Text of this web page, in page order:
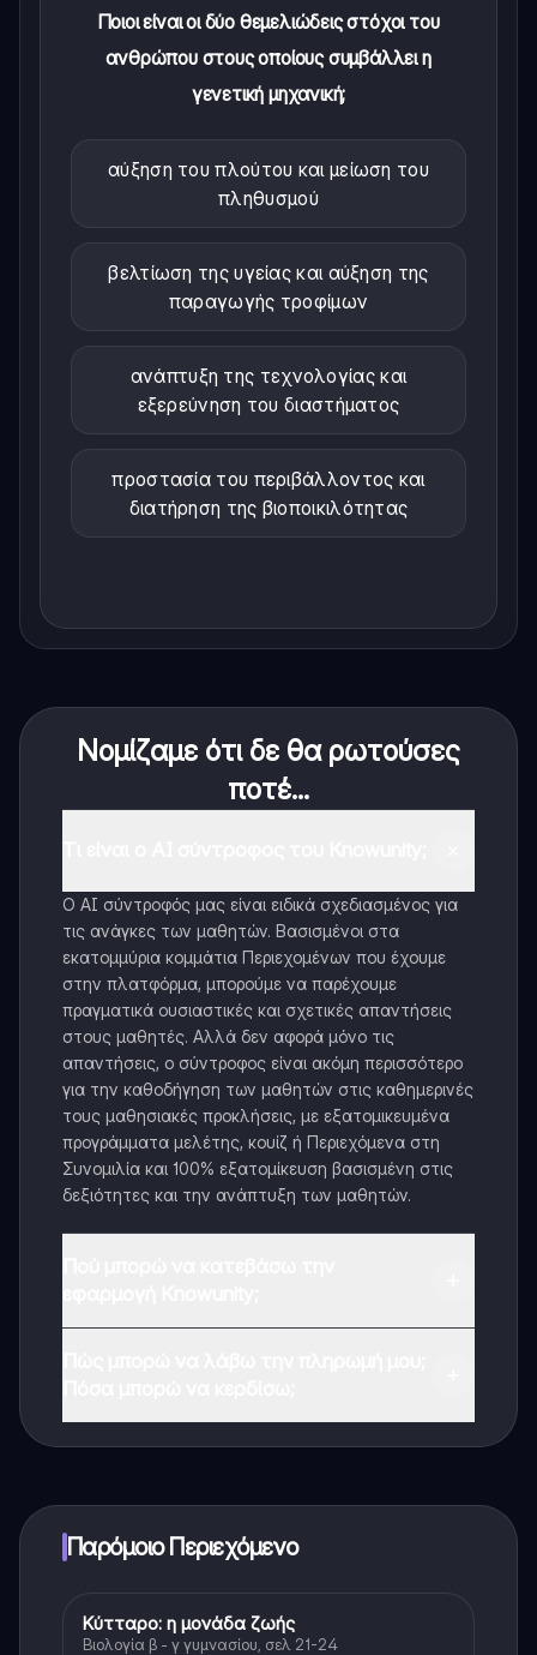
Ποιοι είναι οι δύο θεμελιώδεις στόχοι του
ανθρώπου στους οποίους συμβάλλει η
γενετική μηχανική;
αύξηση του πλούτου και μείωση του
πληθυσμού
βελτίωση της υγείας και αύξηση της
παραγωγής τροφίμων
ανάπτυξη της τεχνολογίας και
εξερεύνηση του διαστήματος
προστασία του περιβάλλοντος και
διατήρηση της βιοποικιλότητας
Νομίζαμε ότι δε θα ρωτούσες
ποτέ...
Ο AI σύντροφός μας είναι ειδικά σχεδιασμένος για
τις ανάγκες των μαθητών. Βασισμένοι στα
εκατομμύρια κομμάτια Περιεχομένων που έχουμε
στην πλατφόρμα, μπορούμε να παρέχουμε
πραγματικά ουσιαστικές και σχετικές απαντήσεις
στους μαθητές. Αλλά δεν αφορά μόνο τις
απαντήσεις, ο σύντροφος είναι ακόμη περισσότερο
για την καθοδήγηση των μαθητών στις καθημερινές
τους μαθησιακές προκλήσεις, με εξατομικευμένα
προγράμματα μελέτης, κουίζ ή Περιεχόμενα στη
Συνομιλία και 100% εξατομίκευση βασισμένη στις
δεξιότητες και την ανάπτυξη των μαθητών.
Παρόμοιο Περιεχόμενο
Βιολογία
Κύτταρο: η μονάδα ζωής
Βιολογία β - γ γυμνασίου, σελ 21-24